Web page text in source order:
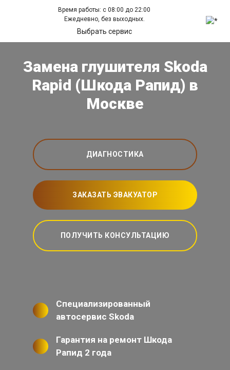
Время работы: с 08:00 до 22:00
Ежедневно, без выходных.
Выбрать сервис
Замена глушителя Skoda
Rapid (Шкода Рапид) в
Москве
ДИАГНОСТИКА
ЗАКАЗАТЬ ЭВАКУАТОР
ПОЛУЧИТЬ КОНСУЛЬТАЦИЮ
Специализированный
автосервис Skoda
Гарантия на ремонт Шкода
Рапид 2 года